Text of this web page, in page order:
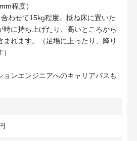
程度）
わせて15kg程度。概ね床に置いた
時に持ち上げたり、高いところから
れます。（足場に上ったり、降り
ンエンジニアへのキャリアパスも